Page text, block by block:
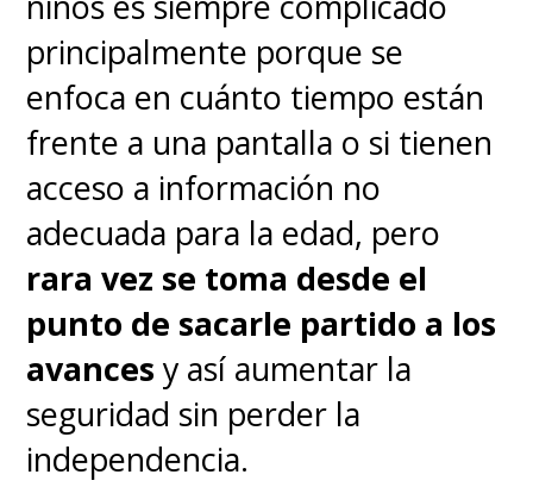
principalmente porque se
enfoca en cuánto tiempo están
frente a una pantalla o si tienen
acceso a información no
adecuada para la edad, pero
rara vez se toma desde el
punto de sacarle partido a los
avances y así aumentar la
seguridad sin perder la
independencia.